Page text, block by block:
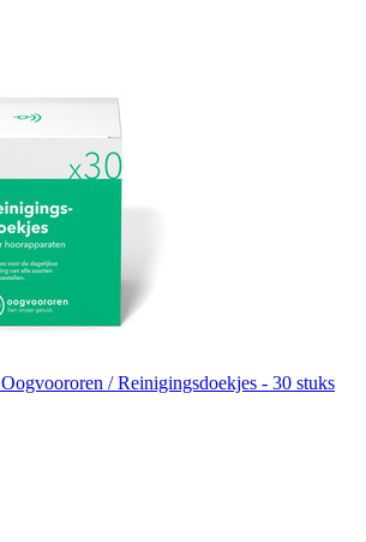
Oogvoororen / Reinigingsdoekjes - 30 stuks